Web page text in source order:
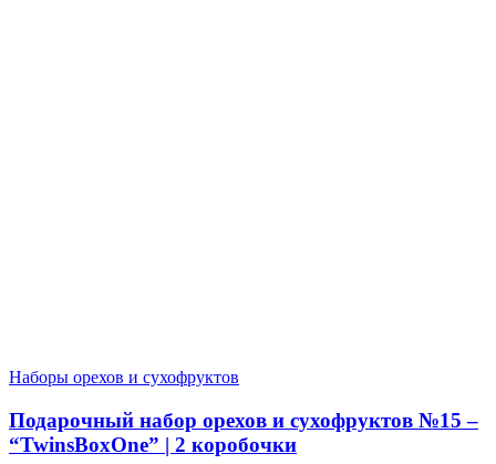
Наборы орехов и сухофруктов
Подарочный набор орехов и сухофруктов №15 –
“TwinsBoxOne” | 2 коробочки